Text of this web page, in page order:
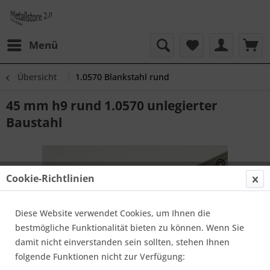
Menü
Übersicht 1.0570 Blankstahl rund
45 mm h9 rund 1.0570 unlegierter
Baustahl
Cookie-Richtlinien
Diese Website verwendet Cookies, um Ihnen die
bestmögliche Funktionalität bieten zu können. Wenn Sie
damit nicht einverstanden sein sollten, stehen Ihnen
folgende Funktionen nicht zur Verfügung: